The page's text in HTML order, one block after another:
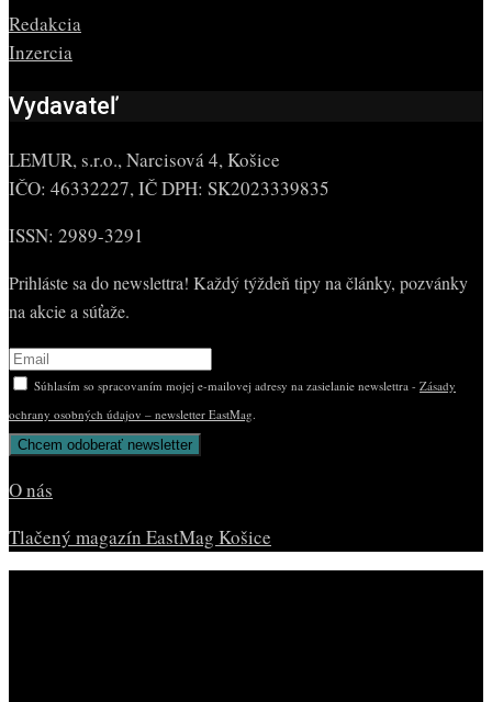
Redakcia
Inzercia
Vydavateľ
LEMUR, s.r.o., Narcisová 4, Košice
IČO: 46332227, IČ DPH: SK2023339835
ISSN: 2989-3291
Prihláste sa do newslettra! Každý týždeň tipy na články, pozvánky
na akcie a súťaže.
Súhlasím so spracovaním mojej e-mailovej adresy na zasielanie newslettra - Zásady
ochrany osobných údajov – newsletter EastMag
O nás
Tlačený magazín EastMag Košice